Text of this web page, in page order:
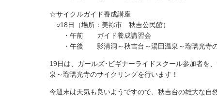
☆サイクルガイド養成講座
○18日（場所：美祢市 秋吉公民館）
・午前 ガイド養成講習会
・午後 影清洞～秋吉台～湯田温泉～瑠璃光寺の
19日は、ガールズ･ビギナーライドスクール参加者を
泉～瑠璃光寺のサイクリングを行います！
今週末は天気も良いようですので、秋吉台の雄大な